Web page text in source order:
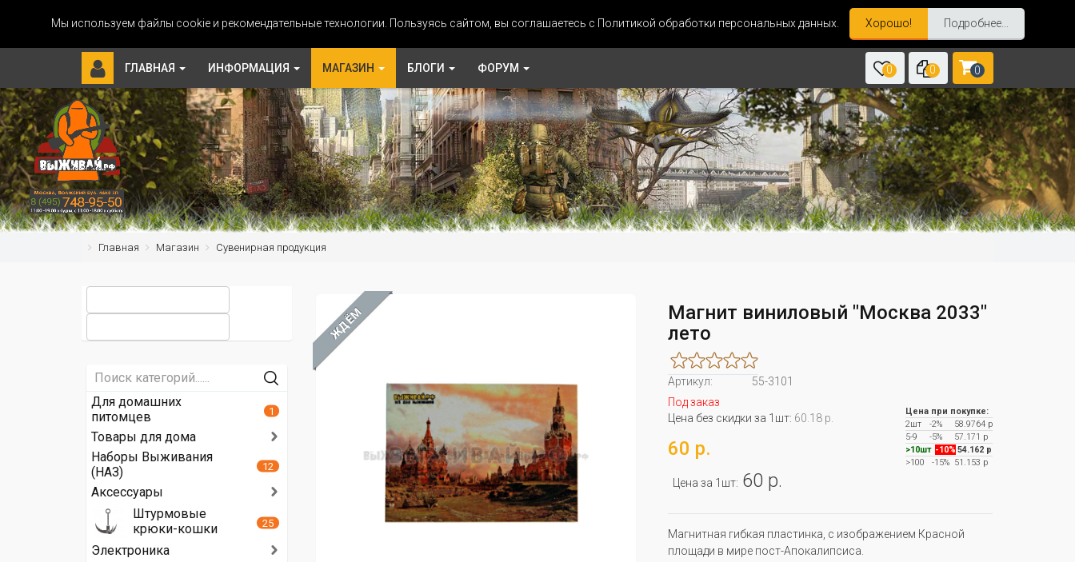
Мы используем файлы cookie и рекомендательные технологии. Пользуясь сайтом, вы соглашаетесь с Политикой обработки персональных данных. Хорошо! Подробнее...
ГЛАВНАЯ ИНФОРМАЦИЯ МАГАЗИН БЛОГИ ФОРУМ 0 0 0
Главная Магазин Сувенирная продукция
ЖДЁМ
Магнит виниловый "Москва 2033"
лето
Артикул:
55-3101
Под заказ
Цена без скидки за 1шт: 60.18 р.
60 р.
Цена за 1шт: 60 р.
Цена при покупке:
2шт
-2%
58.9764 р
5-9
-5%
57.171 р
>10шт -10% 54.162 р
>100
-15%51.153 р
Магнитная гибкая пластинка, с изображением Красной
площади в мире пост-Апокалипсиса.
Для домашних
питомцев
1
Товары для дома
Наборы Выживания
(НАЗ)
12
Аксессуары
Штурмовые
крюки-кошки
25
Электроника